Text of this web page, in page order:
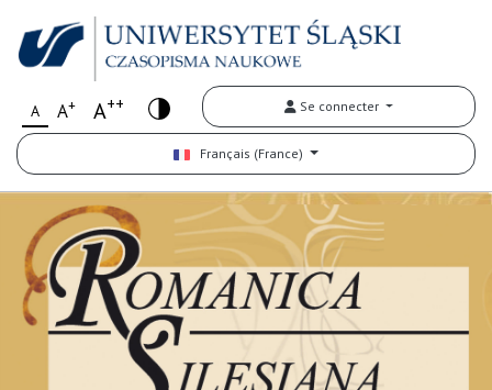
A A+ A++ Se connecter
Français (France)